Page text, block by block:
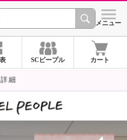
CHANNEL シメニュー
SCピープル カート
細